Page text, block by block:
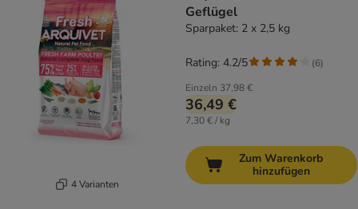
4 Varianten
Geflügel
Sparpaket: 2 x 2,5 kg
Einzeln 37,98 €
36,49 €
7,30 € / kg
Rating: 4.2/5 (6)
Zum Warenkorb
hinzufügen